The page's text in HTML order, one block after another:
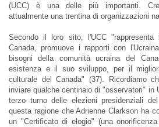
(UCC) è una delle più importanti.
attualmente una trentina di organizzazioni
Secondo il loro sito, l'UCC "rappresenta
Canada, promuove i rapporti con
bisogni della comunità ucraina del
esistenza e il suo sviluppo, per il
culturale del Canada" (37). Ricordiamo
inviare qualche centinaio di "osservatori" in
terzo turno delle elezioni presidenziali
questa ragione che Adrienne Clarkson ha
un "Certificato di elogio" (una